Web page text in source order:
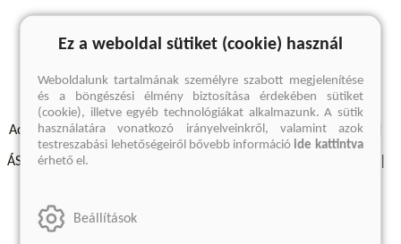
A keresett kifejezésre nincs találat
Adatvédelmi szabályzatok Elállási felmondási nyilatkozat
ÁSZF - Vásárlási feltételek
Szállítási információk
Ez a weboldal sütiket (cookie) használ
Weboldalunk tartalmának személyre szabott megjelenítése
és a böngészési élmény biztosítása érdekében sütiket
(cookie), illetve egyéb technológiákat alkalmazunk. A sütik
használatára vonatkozó irányelveinkről, valamint azok
testreszabási lehetőségeiről bővebb információide kattintva
érhető el.
Beállítások